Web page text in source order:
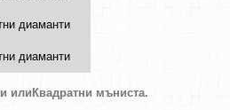
диаманти
диаманти
или Квадратни мъниста.